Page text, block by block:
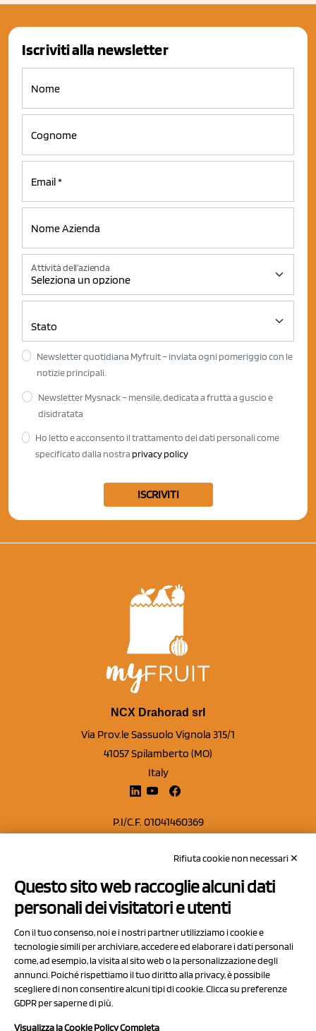
Iscriviti alla newsletter
Attività dell'azienda
Newsletter quotidiana Myfruit – inviata ogni pomeriggio con le
notizie principali.
Newsletter Mysnack – mensile, dedicata a frutta a guscio e
disidratata
Ho letto e acconsento il trattamento dei dati personali come
specificato dalla nostra privacy policy
ISCRIVITI
NCX Drahorad srl
Via Prov.le Sassuolo Vignola 315/1
41057 Spilamberto (MO)
Italy
P.I/C.F. 01041460369
Capitale sociale Euro 50.000,00 i.v.
Contatti
Privacy Policy
Cookie Policy
Chi Siamo
Rifiuta cookie non necessari ✕
Questo sito web raccoglie alcuni dati
personali dei visitatori e utenti
Con il tuo consenso, noi e i nostri partner utilizziamo i cookie e
tecnologie simili per archiviare, accedere ed elaborare i dati personali
come, ad esempio, la visita al sito web o la personalizzazione degli
annunci. Poiché rispettiamo il tuo diritto alla privacy, è possibile
scegliere di non consentire alcuni tipi di cookie. Clicca su preferenze
GDPR per saperne di più.
Visualizza la Cookie Policy Completa